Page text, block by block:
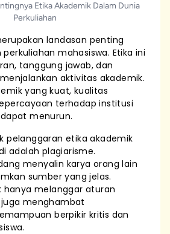
Etika Akademik Dalam Dunia
Perkuliahan
landasan penting
mahasiswa. Etika ini
tanggung jawab, dan
aktivitas akademik.
yang kuat, kualitas
terhadap institusi
menurun.
pelanggaran etika akademik
adalah plagiarisme.
menyalin karya orang lain
sumber yang jelas.
hanya melanggar aturan
menghambat
berpikir kritis dan